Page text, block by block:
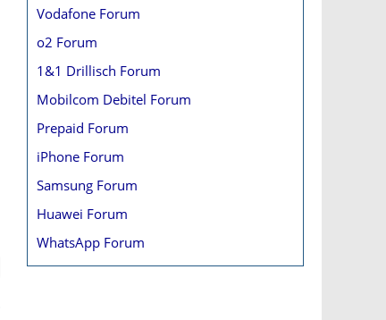
Vodafone Forum
o2 Forum
1&1 Drillisch Forum
Mobilcom Debitel Forum
Prepaid Forum
iPhone Forum
Samsung Forum
Huawei Forum
WhatsApp Forum